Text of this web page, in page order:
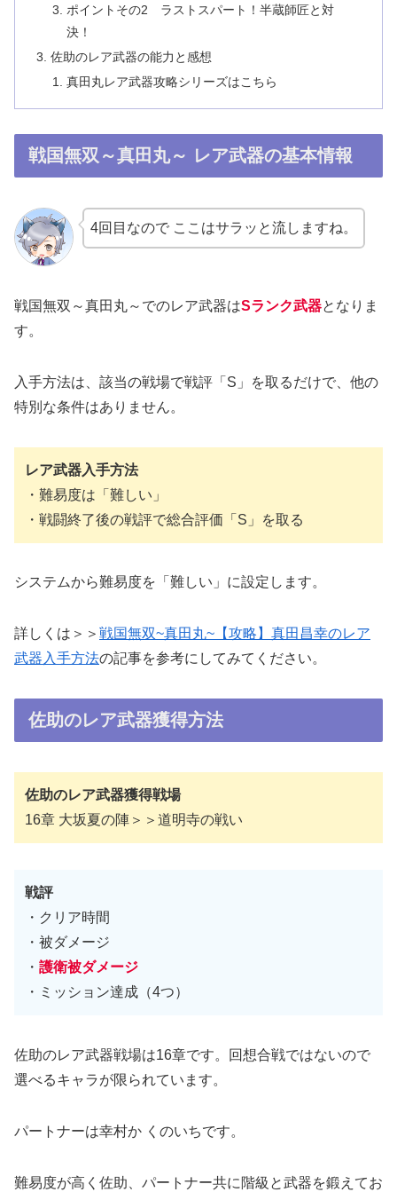
ポイントその2 ラストスパート！半蔵師匠と対
決！
佐助のレア武器の能力と感想
真田丸レア武器攻略シリーズはこちら
戦国無双～真田丸～ レア武器の基本情報
4回目なので ここはサラッと流しますね。
戦国無双～真田丸～でのレア武器はSランク武器となりま
す。
入手方法は、該当の戦場で戦評「S」を取るだけで、他の
特別な条件はありません。
レア武器入手方法
・難易度は「難しい」
・戦闘終了後の戦評で総合評価「S」を取る
システムから難易度を「難しい」に設定します。
詳しくは＞＞ 戦国無双~真田丸~【攻略】真田昌幸のレア
武器入手方法の記事を参考にしてみてください。
佐助のレア武器獲得方法
佐助のレア武器獲得戦場
16章 大坂夏の陣＞＞道明寺の戦い
戦評
・クリア時間
・被ダメージ
・ 護衛被ダメージ
・ミッション達成（4つ）
佐助のレア武器戦場は16章です。回想合戦ではないので
選べるキャラが限られています。
パートナーは幸村か くのいちです。
難易度が高く佐助、パートナー共に階級と武器を鍛えてお